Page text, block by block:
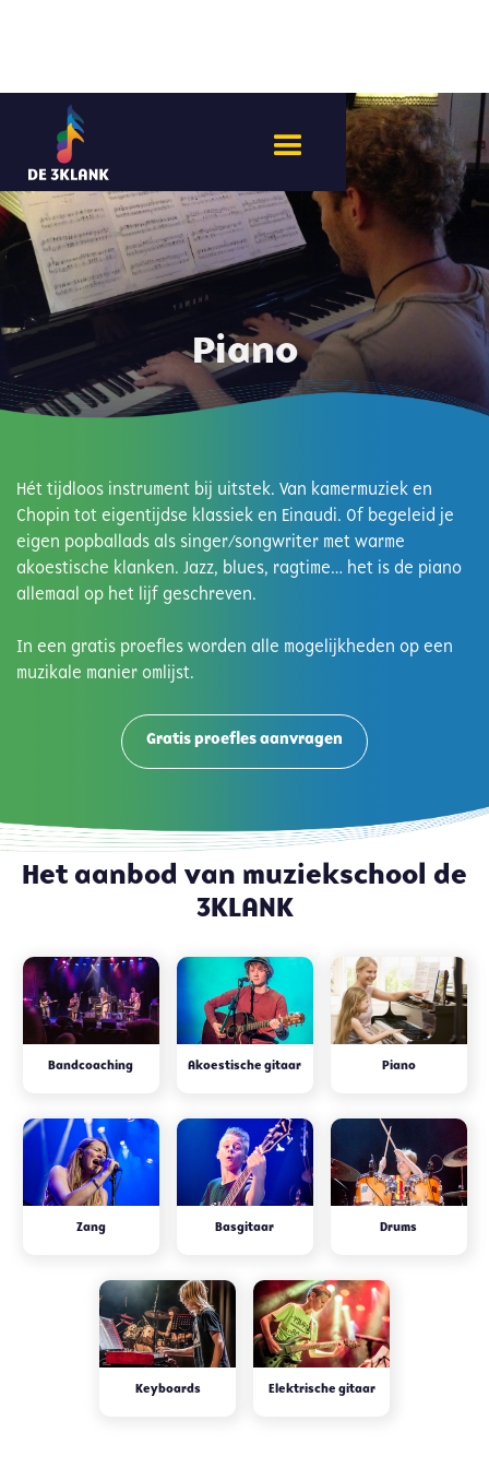
Piano
Hét tijdloos instrument bij uitstek. Van kamermuziek en
Chopin tot eigentijdse klassiek en Einaudi. Of begeleid je
eigen popballads als singer/songwriter met warme
akoestische klanken. Jazz, blues, ragtime… het is de piano
allemaal op het lijf geschreven.
In een gratis proefles worden alle mogelijkheden op een
muzikale manier omlijst.
Gratis proefles aanvragen
Het aanbod van muziekschool de
3KLANK
Bandcoaching Akoestische gitaar Piano
Zang Basgitaar Drums
Keyboards Elektrische gitaar